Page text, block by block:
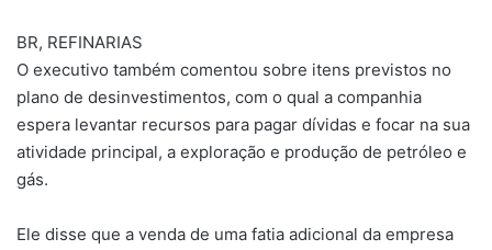
BR, REFINARIAS
O executivo também comentou sobre itens previstos no
plano de desinvestimentos, com o qual a companhia
espera levantar recursos para pagar dívidas e focar na sua
atividade principal, a exploração e produção de petróleo e
gás.
Ele disse que a venda de uma fatia adicional da empresa